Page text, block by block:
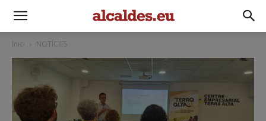
Inici NOTÍCIES